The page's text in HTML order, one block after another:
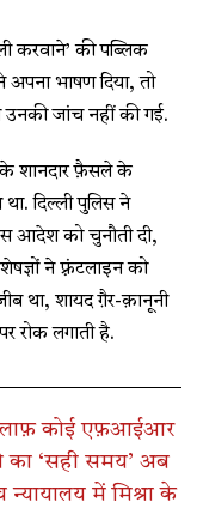
करवाने’ की पब्लिक
भाषण दिया, तो
उनकी जांच नहीं की गई.
शानदार फ़ैसले के
दिल्ली पुलिस ने
आदेश को चुनौती दी,
ने फ़्रंटलाइन को
था, शायद ग़ैर-क़ानूनी
रोक लगाती है.
कोई एफ़आईआर
का ‘सही समय’ अब
में मिश्रा के